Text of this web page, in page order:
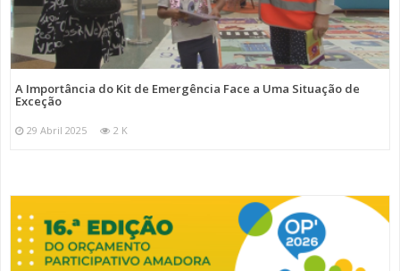
A Importância do Kit de Emergência Face a Uma Situação de
Exceção
29 Abril 2025 2 K